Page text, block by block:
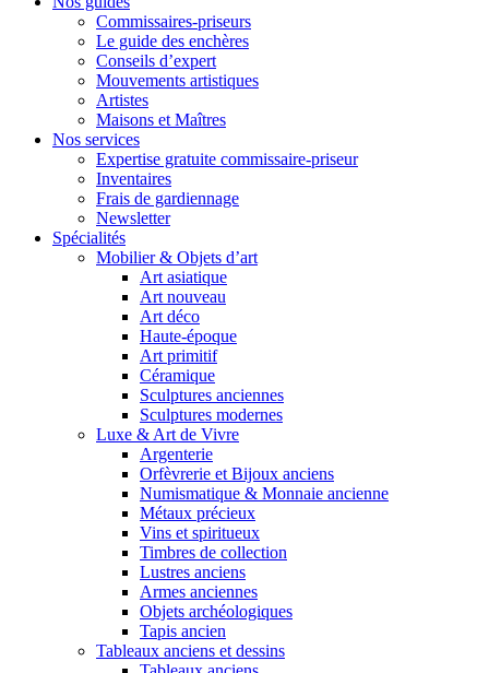
Commissaires-priseurs
Le guide des enchères
Conseils d’expert
Mouvements artistiques
Artistes
Maisons et Maîtres
Nos services
Expertise gratuite commissaire-priseur
Inventaires
Frais de gardiennage
Newsletter
Spécialités
Mobilier & Objets d’art
Art asiatique
Art nouveau
Art déco
Haute-époque
Art primitif
Céramique
Sculptures anciennes
Sculptures modernes
Luxe & Art de Vivre
Argenterie
Orfèvrerie et Bijoux anciens
Numismatique & Monnaie ancienne
Métaux précieux
Vins et spiritueux
Timbres de collection
Lustres anciens
Armes anciennes
Objets archéologiques
Tapis ancien
Tableaux anciens et dessins